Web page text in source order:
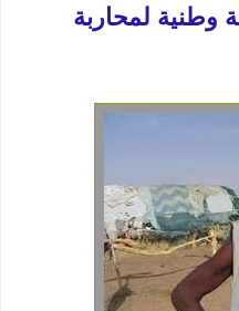
وطنية لمحاربة